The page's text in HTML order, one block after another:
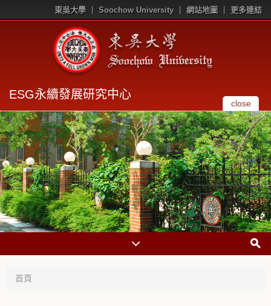
東吳大學 Soochow University 網站地圖 更多連結
ESG永續發展研究中心
close
首頁